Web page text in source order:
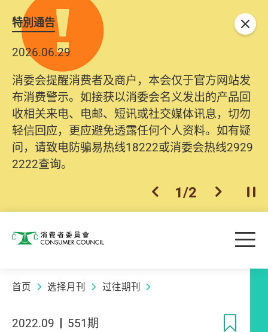
特別通告
2026.06.29
消委会提醒消费者及商户，本会仅于官方网站发
布消费警示。如接获以消委会名义发出的产品回
收相关来电、电邮、短讯或社交媒体讯息，切勿
轻信回应，更应避免透露任何个人资料。如有疑
问，请致电防骗易热线18222或消委会热线2929
2222查询。
上一个
1/2 下一个开
关闭
消费者委员会 目
首页 选择月刊 过往期刊
2022.09 551期